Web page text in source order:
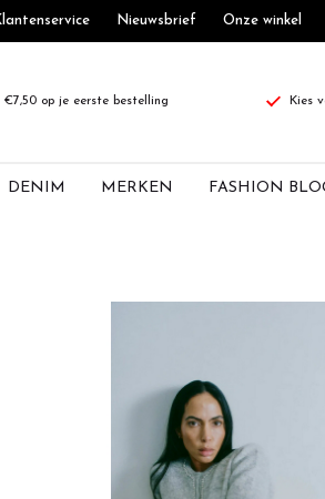
Nieuwsbrief Onze winkel
op je eerste bestelling Kies
DENIM MERKEN FASHION